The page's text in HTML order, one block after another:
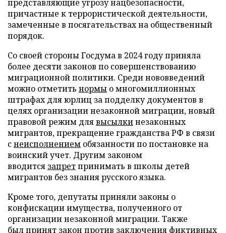
представляющие угрозу нацбезопасности,
причастные к террористической деятельности,
замеченные в посягательствах на общественный
порядок.
Со своей стороны Госдума в 2024 году приняла
более десяти законов по совершенствованию
миграционной политики. Среди нововведений
можно отметить нормы о многомиллионных
штрафах для юрлиц за подделку документов в
целях организации незаконной миграции, новый
правовой режим длявысылкинезаконных
мигрантов, прекращение гражданства РФ в связи
снеисполнением обязанности по постановке на
воинский учет. Другим законом
вводится запретпринимать в школы детей
мигрантов без знания русского языка.
Кроме того, депутаты приняли законы о
конфискации имущества, полученного от
организации незаконной миграции. Также
былпринят закон против заключения фиктивных